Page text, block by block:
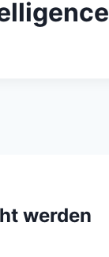
werden